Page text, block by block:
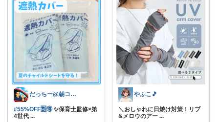
だっちー@朝コレ5時🚗カー用品探求家
#55%OFF🈹🉐 ✨保育士監修×第
4世代 ...
やふこ🎵
＼おしゃれに日焼け対策！リブ
&メロウのアー ...